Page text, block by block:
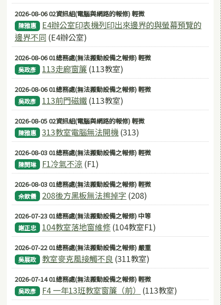
2026-08-06 02資訊組(電腦與網路的報修) 輕微
陳雅惠
E4辦公室印表機列印出來邊界的與螢幕預覽的
邊界不同 (E4辦公室)
2026-08-06 01總務處(無法搬動設備之報修) 輕微
吳政彥 113走廊窗簾 (113教室)
2026-08-06 01總務處(無法搬動設備之報修) 輕微
吳政彥 113前門磁鐵 (113教室)
2026-08-05 02資訊組(電腦與網路的報修) 輕微
陳雅惠 313教室電腦無法開機 (313)
2026-08-03 01總務處(無法搬動設備之報修) 輕微
陳閔琳 F1冷氣不涼 (F1)
2026-08-03 01總務處(無法搬動設備之報修) 輕微
佘歆儀 208後方黑板無法擦掉字 (208)
2026-07-23 01總務處(無法搬動設備之報修) 中等
謝正忠 104教室落地窗維修 (104教室F1)
2026-07-22 01總務處(無法搬動設備之報修) 嚴重
吳展政 教室麥克風接觸不良 (311教室)
2026-07-14 01總務處(無法搬動設備之報修) 輕微
吳政彥 F4 一年13班教室窗簾（前） (113教室)